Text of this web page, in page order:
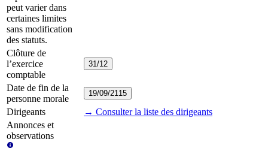
peut varier dans
certaines limites
sans modification
des statuts.
Clôture de
l’exercice
comptable
31/12
Date de fin de la
personne morale
19/09/2115
Dirigeants
→ Consulter la liste des dirigeants
Annonces et
observations